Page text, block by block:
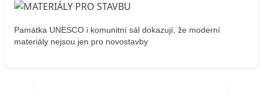
Památka UNESCO i komunitní sál dokazují, že moderní
materiály nejsou jen pro novostavby